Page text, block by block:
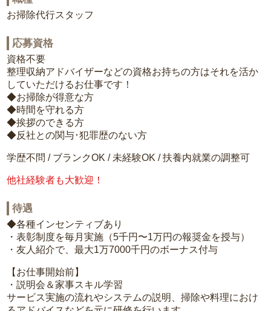
お掃除代行スタッフ
応募資格
資格不要
整理収納アドバイザーなどの資格お持ちの方はそれを活か
していただけるお仕事です！
◆お掃除が得意な方
◆時間を守れる方
◆挨拶のできる方
◆反社との関与･犯罪歴のない方
学歴不問 / ブランクOK / 未経験OK / 扶養内就業の調整可
他社経験者も大歓迎！
待遇
◆各種インセンティブあり
・表彰制度を毎月実施（5千円〜1万円の報奨金を授与）
・友人紹介で、最大1万7000千円のボーナス付与
【お仕事開始前】
・説明会＆家事スキル学習
サービス実施の流れやシステムの説明、掃除や料理におけ